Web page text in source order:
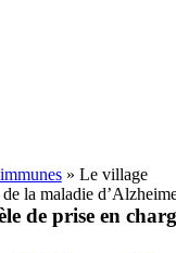
» Le village
la maladie
de prise en